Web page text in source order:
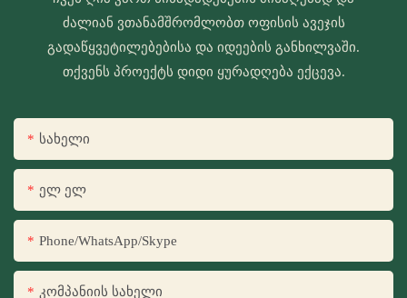
ძალიან ვთანამშრომლობთ ოფისის ავეჯის
გადაწყვეტილებებისა და იდეების განხილვაში.
თქვენს პროექტს დიდი ყურადღება ექცევა.
Სახელი
Ელ Ელ
Phone/WhatsApp/Skype
Კომპანიის Სახელი